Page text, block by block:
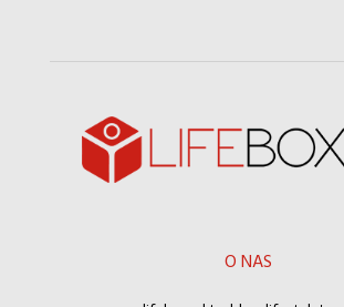
O NAS